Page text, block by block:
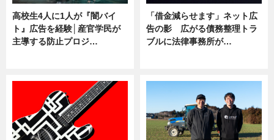
高校生4人に1人が『闇バイ
ト』広告を経験│産官学民が
主導する防止プロジ…
「借金減らせます」ネット広
告の影 広がる債務整理トラ
ブルに法律事務所が…